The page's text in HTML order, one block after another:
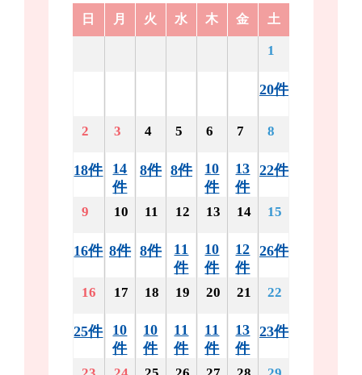
日 月 火 水 木 金 土
1
20件
2
18件
3
14
件
4
8件
5
8件
6
10
件
7
13
件
8
22件
9
16件
10
8件
11
8件
12
11
件
13
10
件
14
12
件
15
26件
16
25件
17
10
件
18
10
件
19
11
件
20
11
件
21
13
件
22
23件